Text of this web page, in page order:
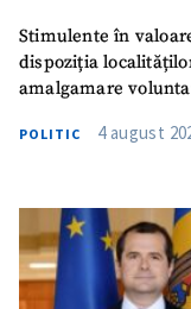
Stimulente în
dispoziția
amalgamare
POLITIC 4 august